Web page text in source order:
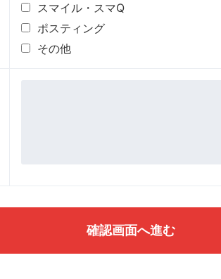
スマイル・スマQ
ポスティング
その他